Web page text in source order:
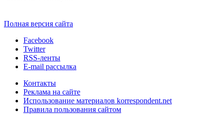
Полная версия сайта
Facebook
Twitter
RSS-ленты
E-mail рассылка
Контакты
Реклама на сайте
Использование материалов korrespondent.net
Правила пользования сайтом